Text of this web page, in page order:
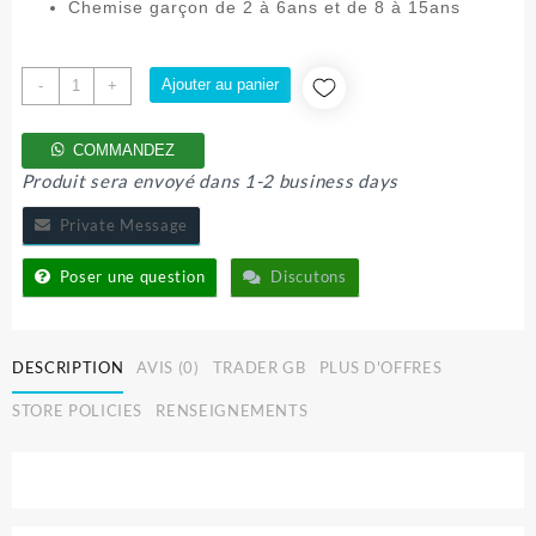
Chemise garçon de 2 à 6ans et de 8 à 15ans
-
quantité
de
CHEMISE
GARÇON
+ Ajouter au panier
COMMANDEZ
Produit sera envoyé dans 1-2 business days
Private Message
Poser une question Discutons
DESCRIPTION AVIS (0) TRADER GB PLUS D'OFFRES
STORE POLICIES RENSEIGNEMENTS